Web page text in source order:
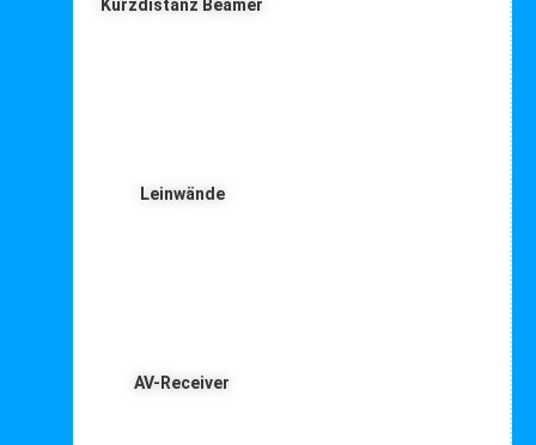
Kurzdistanz Beamer
Leinwände
AV-Receiver